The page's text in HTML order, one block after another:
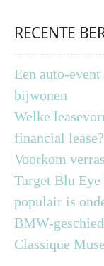
RECENTE
Een auto-
bijwonen
Welke
financial lease?
Voorkom
Target Blu Eye
populair is
BMW-
Classique